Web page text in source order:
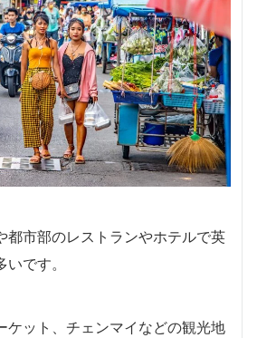
都市部のレストランやホテルで英
です。
ケット、チェンマイなどの観光地